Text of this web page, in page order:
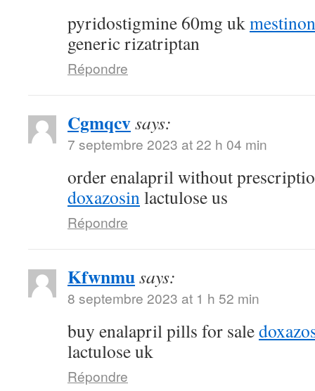
pyridostigmine 60mg uk
generic rizatriptan
Répondre
Cgmqcvsays:
7 septembre 2023 at 22 h 04 min
order enalapril without
doxazosinlactulose us
Répondre
Kfwnmusays:
8 septembre 2023 at 1 h 52 min
buy enalapril pills for sale
lactulose uk
Répondre